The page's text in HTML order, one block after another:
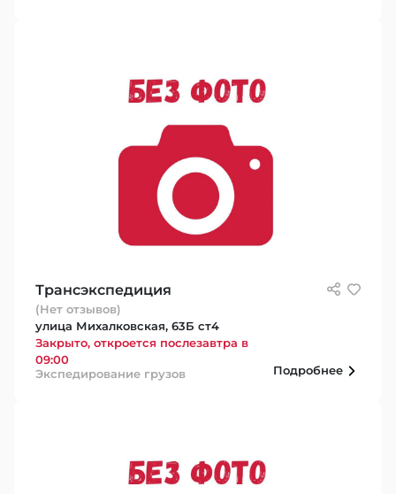
Трансэкспедиция
(Нет отзывов)
улица Михалковская, 63Б ст4
Закрыто, откроется послезавтра в
09:00
Экспедирование грузов
Подробнее